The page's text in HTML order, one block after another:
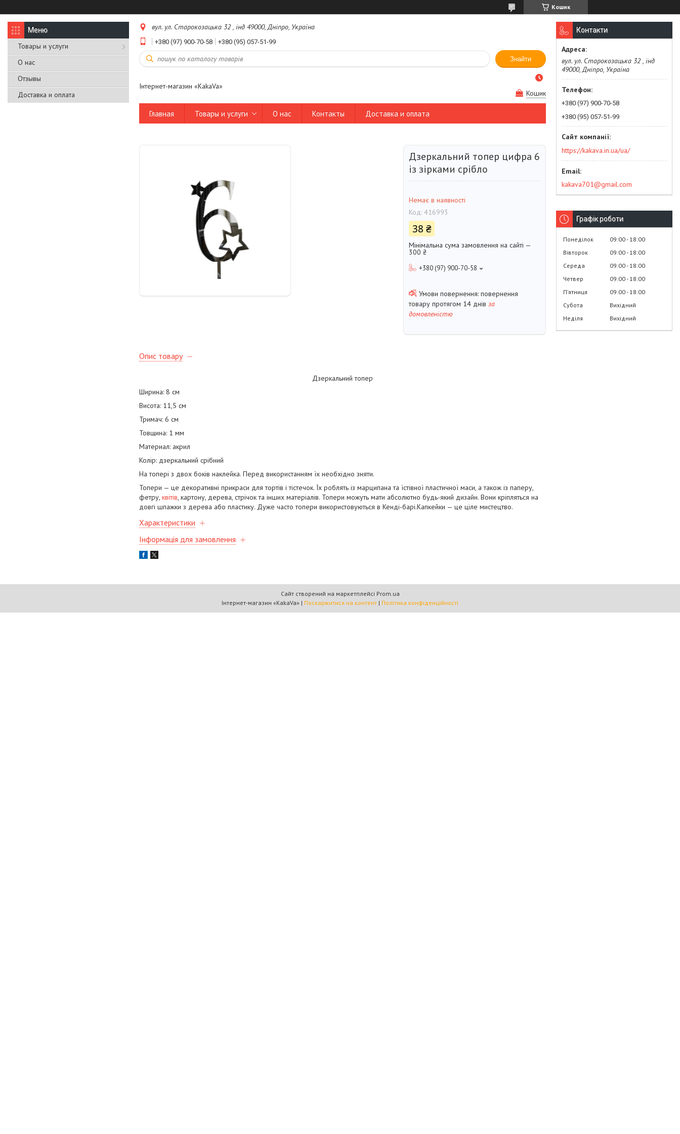
Кошик
Товары и услуги
О нас
Отзывы
Доставка и оплата
вул. ул. Старокозацька 32 , інд 49000, Дніпро, Україна
+380 (97) 900-70-58 +380 (95) 057-51-99
Знайти
Інтернет-магазин «KakaVa»
Кошик
Главная Товары и услуги О нас Контакты Доставка и оплата
Дзеркальний топер цифра 6
із зірками срібло
Немає в наявності
Код: 416993
38 ₴
Мінімальна сума замовлення на сайті —
300 ₴
+380 (97) 900-70-58
повернення
товару протягом 14 днів за
домовленістю
Опис товару
Дзеркальний топер
Ширина: 8 см
Висота: 11,5 см
Тримач: 6 см
Товщина: 1 мм
Материал: акрил
Колір: дзеркальний срібний
На топері з двох боків наклейка. Перед використанням їх необхідно зняти.
Топери — це декоративні прикраси для тортів і тістечок. Їх роблять із марципана та їстівної пластичної маси, а також із паперу,
фетру, квітів, картону, дерева, стрічок та інших матеріалів. Топери можуть мати абсолютно будь-який дизайн. Вони кріпляться на
довгі шпажки з дерева або пластику. Дуже часто топери використовуються в Кенді-барі.Капкейки — це ціле мистецтво.
Характеристики
Інформація для замовлення
Контакти
вул. ул. Старокозацька 32 , інд
49000, Дніпро, Україна
+380 (97) 900-70-58
+380 (95) 057-51-99
https://kakava.in.ua/ua/
kakava701@gmail.com
Графік роботи
Понеділок 09:00 18:00
Вівторок
09:00 18:00
Середа
09:00 18:00
Четвер
09:00 18:00
Пʼятниця
09:00 18:00
Субота
Вихідний
Неділя
Вихідний
Сайт створений на маркетплейсі Prom.ua
Інтернет-магазин «KakaVa» | Поскаржитися на контент | Політика конфіденційності